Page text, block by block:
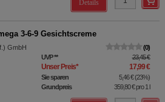
Details
3-6-9 Gesichtscreme
GmbH
0
UVP** 23,45 €
Unser Preis* 17,99 €
Sie sparen 5,46 €(23%)
Grundpreis
359,80 €pro 1 l